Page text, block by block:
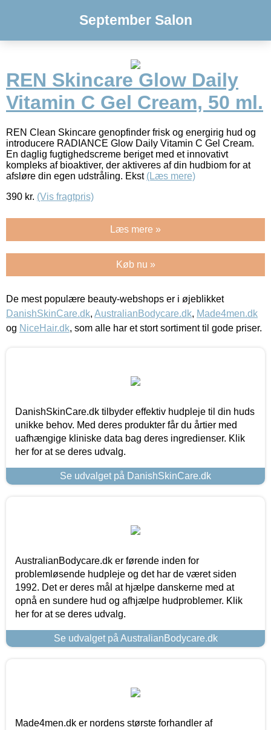
September Salon
REN Skincare Glow Daily
Vitamin C Gel Cream, 50 ml.
REN Clean Skincare genopfinder frisk og energirig hud og
introducere RADIANCE Glow Daily Vitamin C Gel Cream.
En daglig fugtighedscreme beriget med et innovativt
kompleks af bioaktiver, der aktiveres af din hudbiom for at
afsløre din egen udstråling. Ekst (Læs mere)
390 kr. (Vis fragtpris)
Læs mere »
Køb nu »
De mest populære beauty-webshops er i øjeblikket
DanishSkinCare.dk, AustralianBodycare.dk, Made4men.dk
og NiceHair.dk, som alle har et stort sortiment til gode priser.
DanishSkinCare.dk tilbyder effektiv hudpleje til din huds
unikke behov. Med deres produkter får du årtier med
uafhængige kliniske data bag deres ingredienser. Klik
her for at se deres udvalg.
Se udvalget på DanishSkinCare.dk
AustralianBodycare.dk er førende inden for
problemløsende hudpleje og det har de været siden
1992. Det er deres mål at hjælpe danskerne med at
opnå en sundere hud og afhjælpe hudproblemer. Klik
her for at se deres udvalg.
Se udvalget på AustralianBodycare.dk
Made4men.dk er nordens største forhandler af